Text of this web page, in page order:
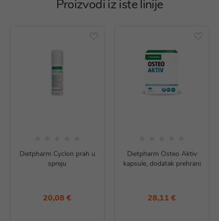
Proizvodi iz iste linije
Dietpharm Cyclon prah u
spreju
20,08 €
Dietpharm Osteo Aktiv
kapsule, dodatak prehrani
28,11 €